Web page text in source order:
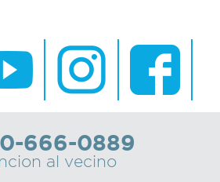
666-0889
al vecino